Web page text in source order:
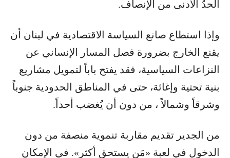
الحدّ الأدنى من الإنصاف.
وإذا استطاع صانع السياسة الاقتصادية في لبنان أن
يقنع الخارج بضرورة فصل المسار الإنساني عن
النزاعات السياسية، فقد يفتح باباً لتمويل مشاريع
بنية تحتية وإغاثة، حتى في المناطق الحدودية جنوباً
وشرقاً وشمالاً ، من دون أن يُغضب أحداً.
من الجدير تقديم مقاربة تنموية منصفة من دون
الدخول في لعبة «مَن يستحق أكثر». في الإمكان